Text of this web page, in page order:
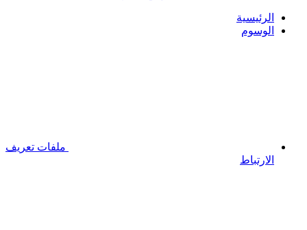
الرئيسية
الوسوم
ملفات تعريف
الارتباط